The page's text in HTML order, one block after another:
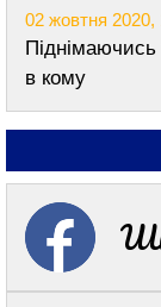
02 жовтня 2020,
в кому